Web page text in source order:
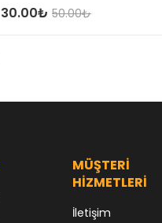
30.00₺ 50.00₺
MÜŞTERİ
HİZMETLERİ
İletişim